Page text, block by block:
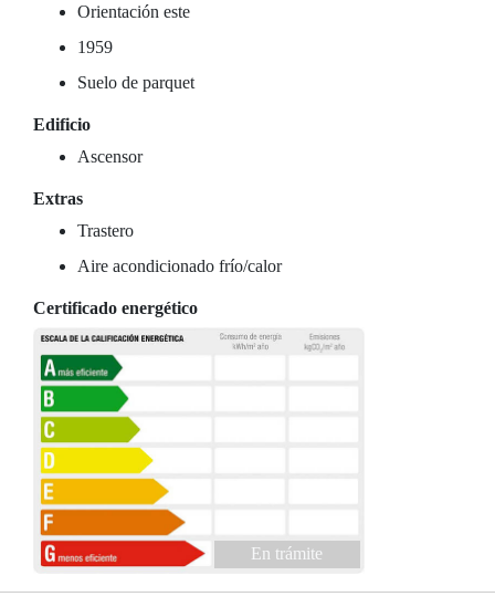
Orientación este
1959
Suelo de parquet
Edificio
Ascensor
Extras
Trastero
Aire acondicionado frío/calor
Certificado energético
En trámite